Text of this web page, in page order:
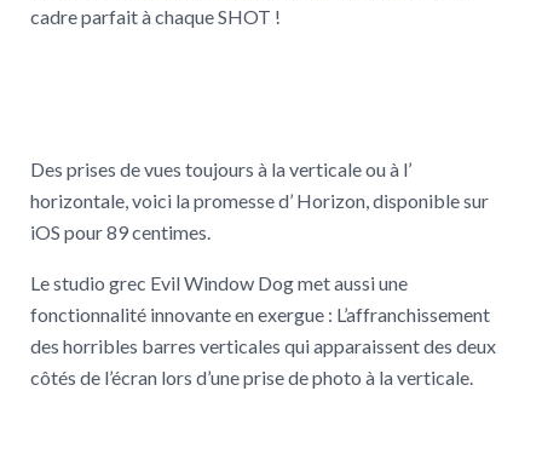
cadre parfait à chaque SHOT !
Des prises de vues toujours à la verticale ou à l’
horizontale, voici la promesse d’ Horizon, disponible sur
iOS pour 89 centimes.
Le studio grec Evil Window Dog met aussi une
fonctionnalité innovante en exergue : L’affranchissement
des horribles barres verticales qui apparaissent des deux
côtés de l’écran lors d’une prise de photo à la verticale.